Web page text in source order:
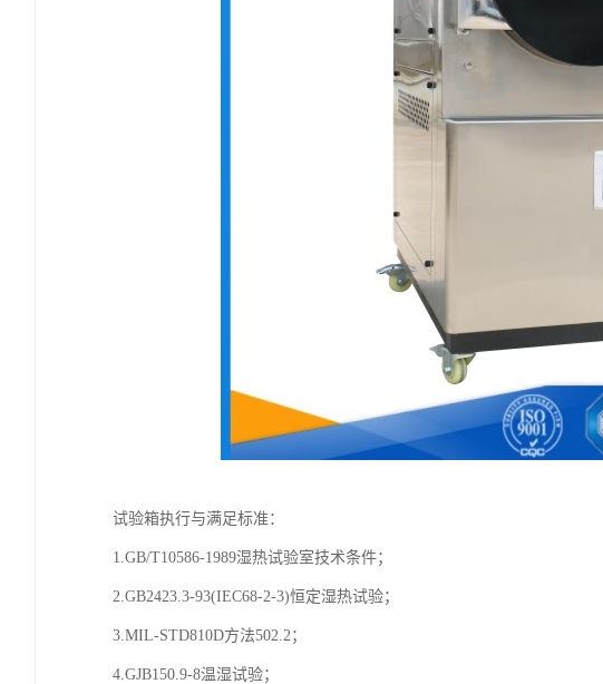
试验箱执行与满足标准：
1.GB/T10586-1989湿热试验室技术条件；
2.GB2423.3-93(IEC68-2-3)恒定湿热试验；
3.MIL-STD810D方法502.2；
4.GJB150.9-8温湿试验；